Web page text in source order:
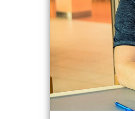
Psychosomatik
Integrative